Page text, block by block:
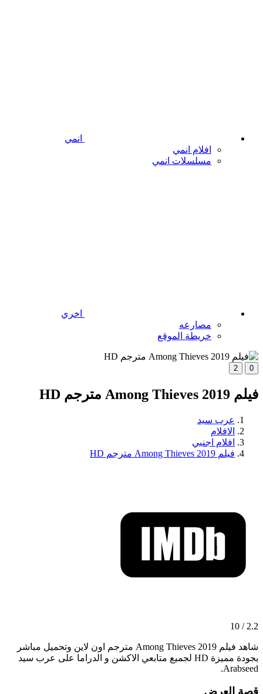
انمي
افلام انمي
مسلسلات انمي
اخري
مصارعه
خريطة الموقع
0
2
فيلم Among Thieves 2019 مترجم HD
عرب سيد
الافلام
افلام اجنبي
فيلم Among Thieves 2019 مترجم HD
2.2 / 10
شاهد فيلم Among Thieves 2019 مترجم اون لاين وتحميل مباشر
بجودة مميزة HD لجميع متابعي الاكشن و الدراما على عرب سيد
Arabseed.
قصة العرض